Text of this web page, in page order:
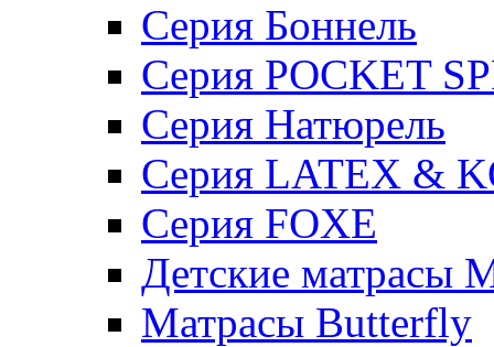
Серия Боннель
Серия POCKET
Серия Натюрель
Серия LATEX &
Серия FOXE
Детские матрасы
Матрасы Butterfly